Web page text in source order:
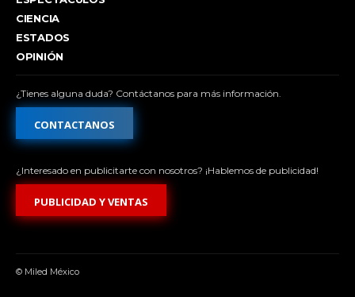
CIENCIA
ESTADOS
OPINIÓN
¿Tienes alguna duda? Contáctanos para más información.
CONTACTANOS
¿Interesado en publicitarte con nosotros? ¡Hablemos de publicidad!
PUBLICIDAD Y VENTAS
© Miled México